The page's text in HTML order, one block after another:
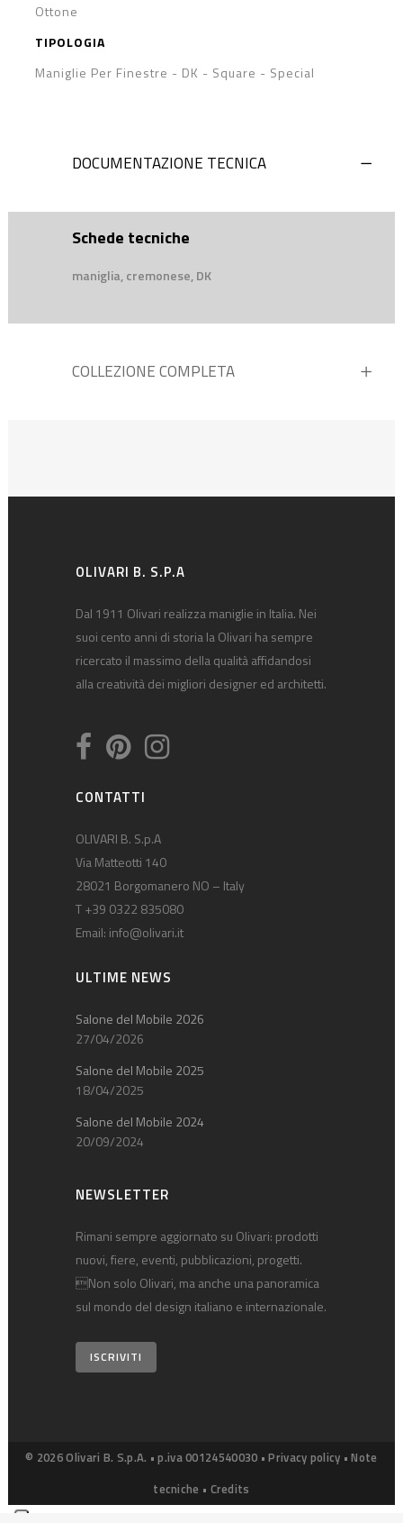
Ottone
TIPOLOGIA
Maniglie Per Finestre - DK - Square - Special
DOCUMENTAZIONE TECNICA
Schede tecniche
maniglia, cremonese, DK
COLLEZIONE COMPLETA
OLIVARI B. S.P.A
Dal 1911 Olivari realizza maniglie in Italia. Nei
suoi cento anni di storia la Olivari ha sempre
ricercato il massimo della qualità affidandosi
alla creatività dei migliori designer ed architetti.
CONTATTI
OLIVARI B. S.p.A
Via Matteotti 140
28021 Borgomanero NO – Italy
T +39 0322 835080
Email: info@olivari.it
ULTIME NEWS
Salone del Mobile 2026
27/04/2026
Salone del Mobile 2025
18/04/2025
Salone del Mobile 2024
20/09/2024
NEWSLETTER
Rimani sempre aggiornato su Olivari: prodotti
nuovi, fiere, eventi, pubblicazioni, progetti.
Non solo Olivari, ma anche una panoramica
sul mondo del design italiano e internazionale.
ISCRIVITI
© 2026 Olivari B. S.p.A. • p.iva 00124540030 •Privacy policy •Note
tecniche • Credits